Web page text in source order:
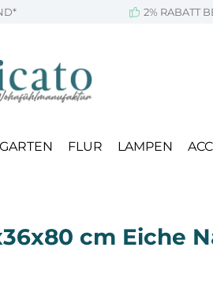
2% RABATT
GARTEN FLUR LAMPEN
cm Eiche